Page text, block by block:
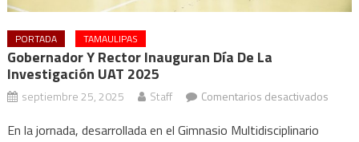
PORTADA TAMAULIPAS
Gobernador Y Rector Inauguran Día De La
Investigación UAT 2025
septiembre 25, 2025 Staff Comentarios desactivadosen
En la jornada, desarrollada en el Gimnasio Multidisciplinario